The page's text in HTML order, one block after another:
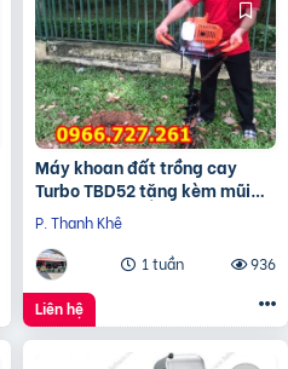
Máy khoan đất trồng cay
Turbo TBD52 tặng kèm mũi
khoan 150mm
P. Thanh Khê
1 tuần
936
Liên hệ